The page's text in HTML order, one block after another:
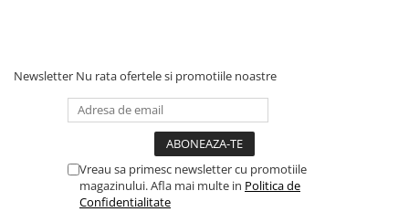
Newsletter Nu rata ofertele si promotiile noastre
Vreau sa primesc newsletter cu promotiile
magazinului. Afla mai multe in Politica de
Confidentialitate